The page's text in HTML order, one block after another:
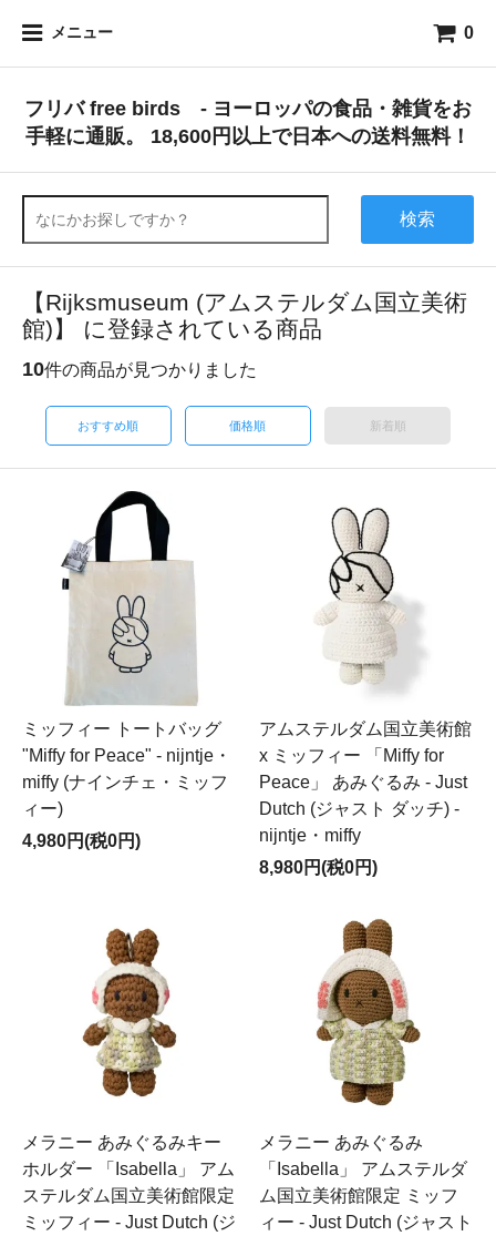
メニュー 0
フリバ free birds - ヨーロッパの食品・雑貨をお
手軽に通販。 18,600円以上で日本への送料無料！
検索
【Rijksmuseum (アムステルダム国立美術
館)】 に登録されている商品
10件の商品が見つかりました
おすすめ順 価格順 新着順
ミッフィー トートバッグ
"Miffy for Peace" - nijntje・
miffy (ナインチェ・ミッフ
ィー)
4,980円(税0円)
アムステルダム国立美術館
x ミッフィー 「Miffy for
Peace」 あみぐるみ - Just
Dutch (ジャスト ダッチ) -
nijntje・miffy
8,980円(税0円)
メラニー あみぐるみキー
ホルダー 「Isabella」 アム
ステルダム国立美術館限定
ミッフィー - Just Dutch (ジ
メラニー あみぐるみ
「Isabella」 アムステルダ
ム国立美術館限定 ミッフ
ィー - Just Dutch (ジャスト